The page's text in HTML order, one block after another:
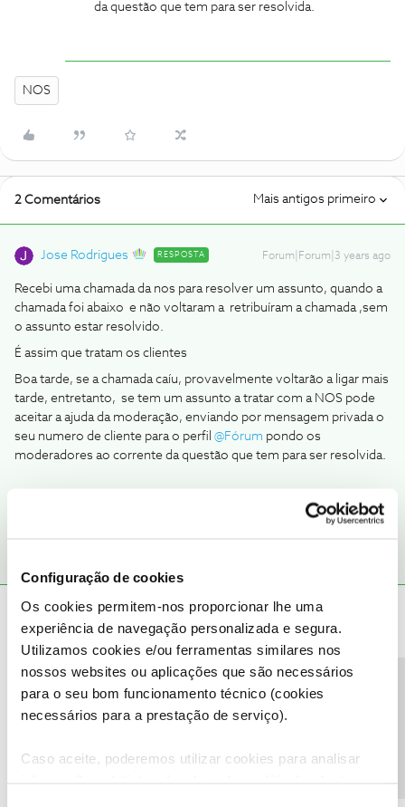
Configuração de cookies
Os cookies permitem-nos proporcionar lhe uma
experiência de navegação personalizada e segura.
Utilizamos cookies e/ou ferramentas similares nos
nossos websites ou aplicações que são necessários
para o seu bom funcionamento técnico (cookies
necessários para a prestação de serviço).
Caso aceite, poderemos utilizar cookies para analisar
da questão que tem para ser resolvida.
NOS
2 Comentários Mais antigos primeiro
Jose Rodrigues RESPOSTA Forum|Forum|3 years ago
Recebi uma chamada da nos para resolver um assunto, quando a
chamada foi abaixo e não voltaram a retribuíram a chamada ,sem
o assunto estar resolvido.
É assim que tratam os clientes
Boa tarde, se a chamada caíu, provavelmente voltarão a ligar mais
tarde, entretanto, se tem um assunto a tratar com a NOS pode
aceitar a ajuda da moderação, enviando por mensagem privada o
seu numero de cliente para o perfil @Fórum pondo os
moderadores ao corrente da questão que tem para ser resolvida.
João H. Forum|Forum|3 years ago
Boa tarde @pedrolucas
Agradecemos a sua mensagem. Lamentamos o transtorno.
O@Jose Rodriguespartilhou uma boa sugestão.
Envie-nos, por favor, uma mensagem privada para o perfil
Obrigado